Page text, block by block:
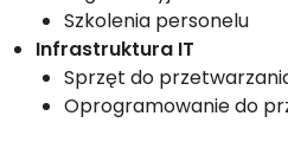
Szkolenia personelu
Infrastruktura IT
Sprzęt do
Oprogramowanie do